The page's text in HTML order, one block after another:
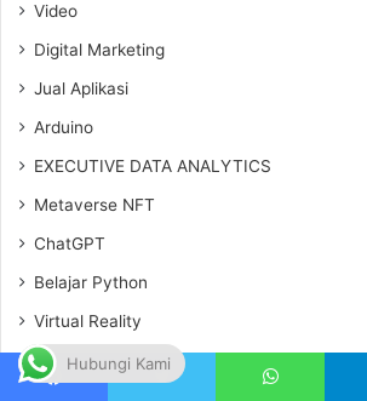
Video
Digital Marketing
Jual Aplikasi
Arduino
EXECUTIVE DATA ANALYTICS
Metaverse NFT
ChatGPT
Belajar Python
Virtual Reality
CRV Hubungi Kami